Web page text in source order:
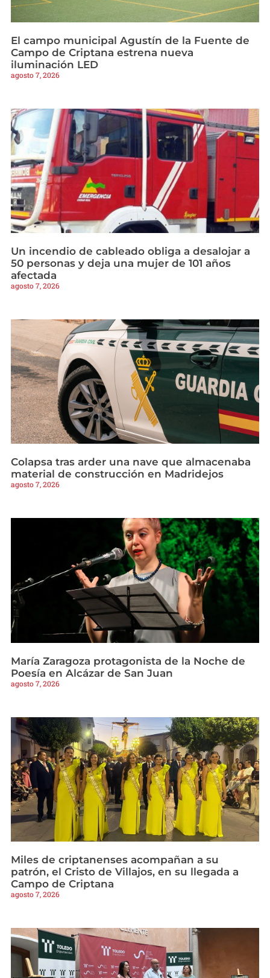
El campo municipal Agustín de la Fuente de
Campo de Criptana estrena nueva
iluminación LED
agosto 7, 2026
Un incendio de cableado obliga a desalojar a
50 personas y deja una mujer de 101 años
afectada
agosto 7, 2026
Colapsa tras arder una nave que almacenaba
material de construcción en Madridejos
agosto 7, 2026
María Zaragoza protagonista de la Noche de
Poesía en Alcázar de San Juan
agosto 7, 2026
Miles de criptanenses acompañan a su
patrón, el Cristo de Villajos, en su llegada a
Campo de Criptana
agosto 7, 2026